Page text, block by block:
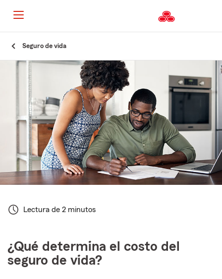
Seguro de vida
Lectura de 2 minutos
¿Qué determina el costo del
seguro de vida?